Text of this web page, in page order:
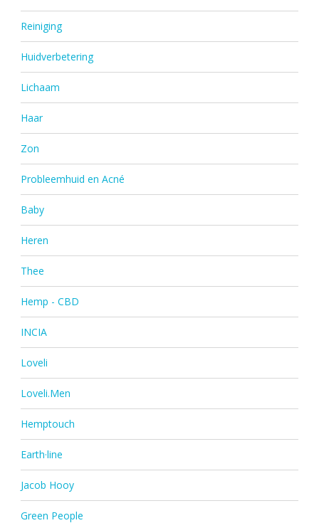
Reiniging
Huidverbetering
Lichaam
Haar
Zon
Probleemhuid en Acné
Baby
Heren
Thee
Hemp - CBD
INCIA
Loveli
Loveli.Men
Hemptouch
Earth·line
Jacob Hooy
Green People